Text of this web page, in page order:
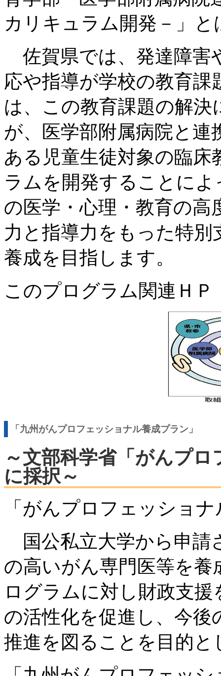
カリキュラム開発－」と
佐賀県では、発達障害
応や指導が学校の教育
は、この教育課題の解
が、医学部附属病院と連
ある児童生徒対象の臨
ラムを開発することに
の医学・心理・教育の高
力と指導力をもった特
養成を目指します。
このプログラム関連Ｈ
「九州がんプロフェッショナル養成プラン」
～文部科学省「がんプ
に採択～
「がんプロフェッショ
国公私立大学から申請
の高いがん専門医等を
ログラムに対し財政支
の活性化を促進し、今
推進を図ることを目的と